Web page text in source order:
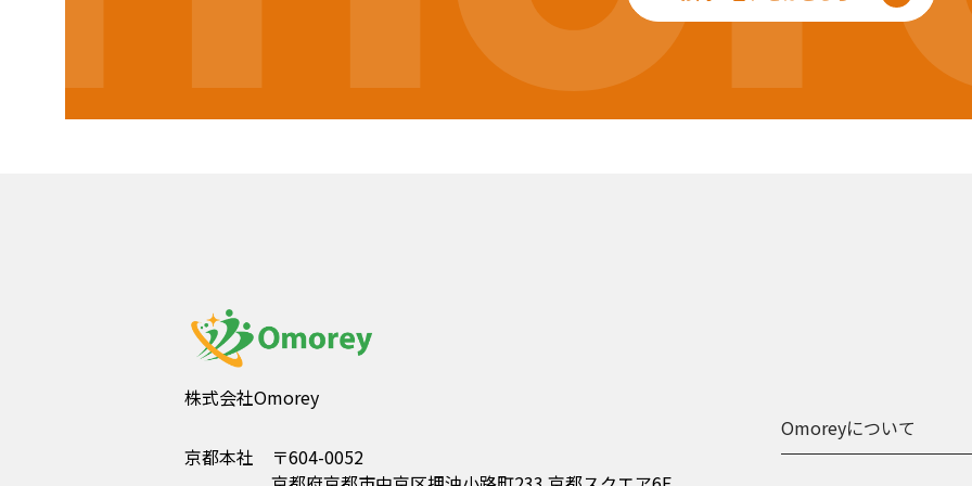
株式会社Omorey
京都本社
〒604-0052
Omoreyについて